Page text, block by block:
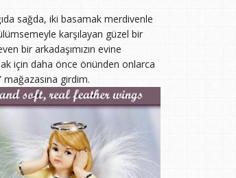
sağda, iki basamak merdivenle
karşılayan güzel bir
bir arkadaşımızın evine
için daha önce önünden onlarca
girdim.